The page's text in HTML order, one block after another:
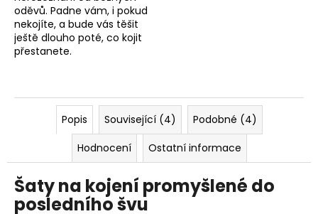
oděvů. Padne vám, i pokud
nekojíte, a bude vás těšit
ještě dlouho poté, co kojit
přestanete.
Popis Související (4)
Podobné (4)
Hodnocení
Ostatní informace
Šaty na kojení promyšlené do
posledního švu